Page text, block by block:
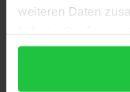
weiteren Daten
gesammelt haben.
solche
vor dem